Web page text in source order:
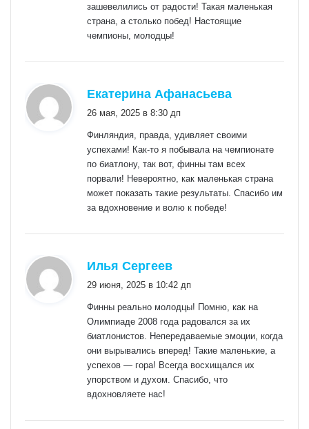
зашевелились от радости! Такая маленькая
страна, а столько побед! Настоящие
чемпионы, молодцы!
Екатерина Афанасьева
26 мая, 2025 в 8:30 дп
Финляндия, правда, удивляет своими
успехами! Как-то я побывала на чемпионате
по биатлону, так вот, финны там всех
порвали! Невероятно, как маленькая страна
может показать такие результаты. Спасибо им
за вдохновение и волю к победе!
Илья Сергеев
29 июня, 2025 в 10:42 дп
Финны реально молодцы! Помню, как на
Олимпиаде 2008 года радовался за их
биатлонистов. Непередаваемые эмоции, когда
они вырывались вперед! Такие маленькие, а
успехов — гора! Всегда восхищался их
упорством и духом. Спасибо, что
вдохновляете нас!